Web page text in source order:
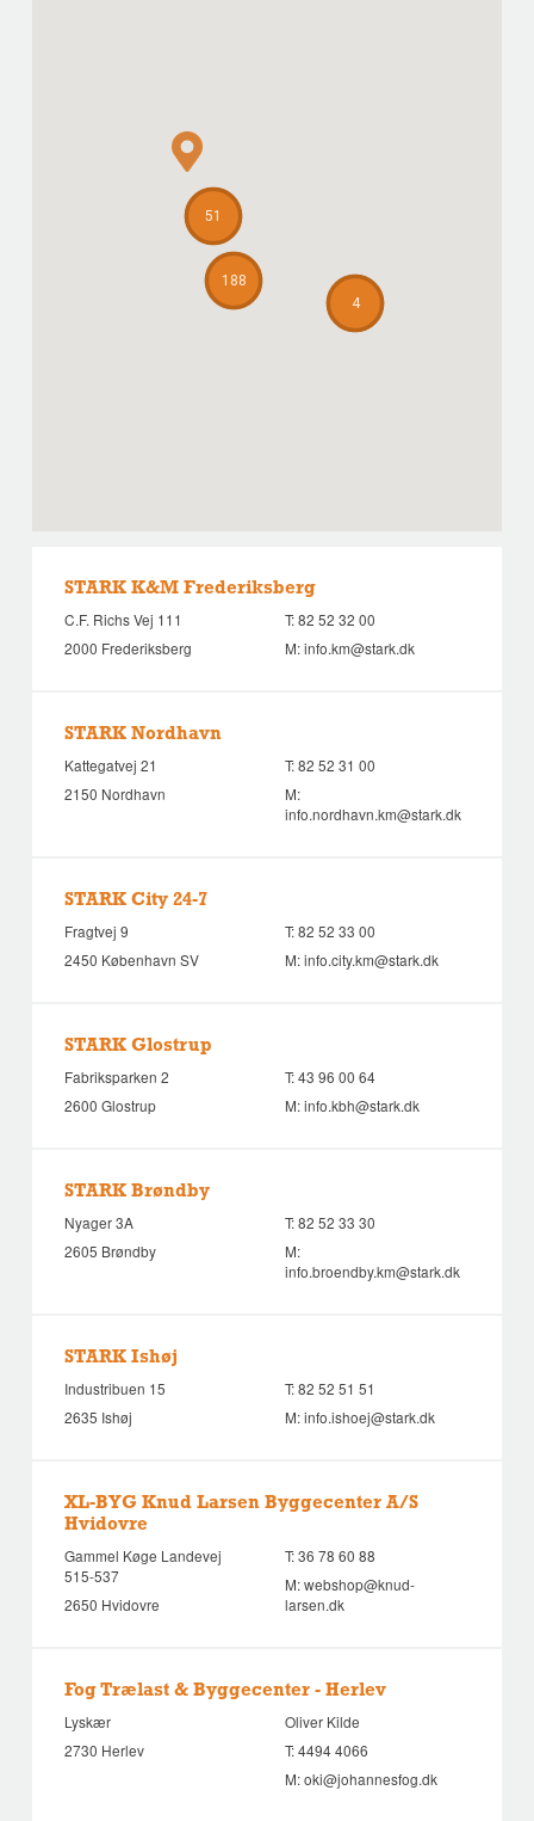
STARK K&M Frederiksberg
C.F. Richs Vej 111
2000 Frederiksberg
T:82 52 32 00
M:info.km@stark.dk
STARK Nordhavn
Kattegatvej 21
2150 Nordhavn
T:82 52 31 00
M:
info.nordhavn.km@stark.dk
STARK City 24-7
Fragtvej 9
2450 København SV
T:82 52 33 00
M:info.city.km@stark.dk
STARK Glostrup
Fabriksparken 2
2600 Glostrup
T:43 96 00 64
M:info.kbh@stark.dk
STARK Brøndby
Nyager 3A
2605 Brøndby
T:82 52 33 30
M:
info.broendby.km@stark.dk
STARK Ishøj
Industribuen 15
2635 Ishøj
T:82 52 51 51
M:info.ishoej@stark.dk
XL-BYG Knud Larsen Byggecenter A/S
Hvidovre
Gammel Køge Landevej
515-537
2650 Hvidovre
T:36 78 60 88
M:webshop@knud-
larsen.dk
Fog Trælast & Byggecenter - Herlev
Lyskær
2730 Herlev
Oliver Kilde
T:4494 4066
M:oki@johannesfog.dk
188
4
51